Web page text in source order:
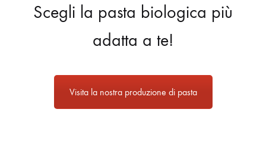
Scegli la pasta biologica più
adatta a te!
Visita la nostra produzione di pasta